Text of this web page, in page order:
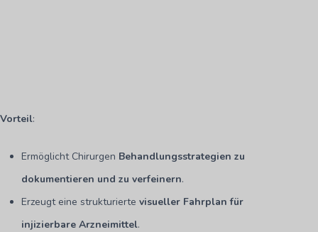
Vorteil:
Ermöglicht Chirurgen Behandlungsstrategien zu
dokumentieren und zu verfeinern.
Erzeugt eine strukturiertevisueller Fahrplan für
injizierbare Arzneimittel.